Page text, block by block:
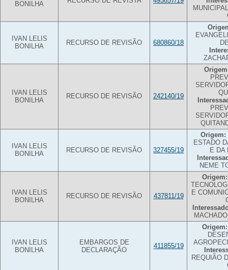
BONILHA
IVAN LELIS
BONILHA
RECURSO DE REVISÃO 680860/18
IVAN LELIS
BONILHA
RECURSO DE REVISÃO 242140/19
IVAN LELIS
BONILHA
RECURSO DE REVISÃO 327455/19
Origem:
ESTADO
E DA
NEME
IVAN LELIS
BONILHA
RECURSO DE REVISÃO 437811/19
Origem:
E
IVAN LELIS
BONILHA
EMBARGOS DE
DECLARAÇÃO
411855/19
Origem:
REQUIÃO